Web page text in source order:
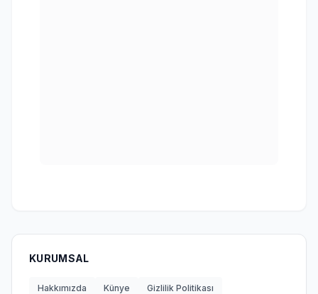
KURUMSAL
Hakkımızda Künye Gizlilik Politikası